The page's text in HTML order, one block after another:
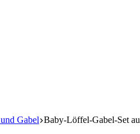
Gabel Baby-Löffel-Gabel-Set